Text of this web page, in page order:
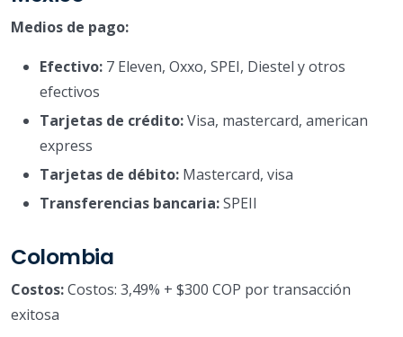
Medios de pago:
Efectivo: 7 Eleven, Oxxo, SPEI, Diestel y otros
efectivos
Tarjetas de crédito:Visa, mastercard, american
express
Tarjetas de débito: Mastercard, visa
Transferencias bancaria:SPEII
Colombia
Costos:Costos: 3,49% + $300 COP por transacción
exitosa